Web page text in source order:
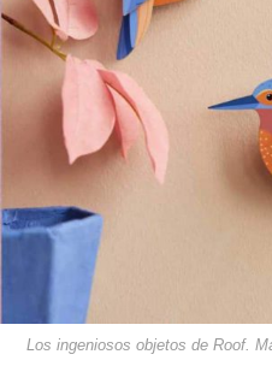
Los ingeniosos objetos de Roof.